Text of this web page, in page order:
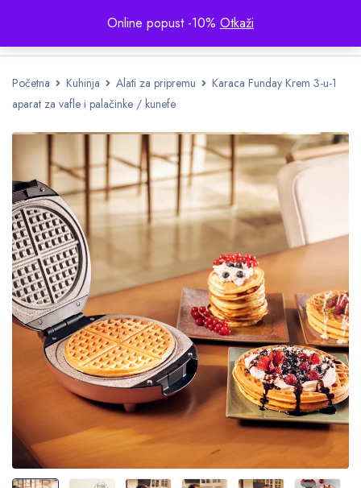
Online popust -10% Otkaži
Početna Kuhinja Alati za pripremu
Karaca Funday Krem 3-u-1
aparat za vafle i palačinke / kunefe